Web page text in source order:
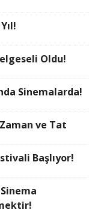
Oldu!
Sinemalarda!
ve Tat
Başlıyor!